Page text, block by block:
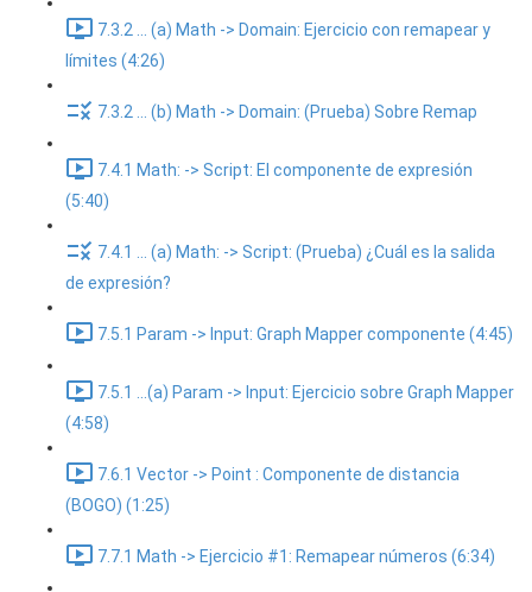
7.3.2 ... (a) Math -> Domain: Ejercicio con remapear y
límites (4:26)
7.3.2 ... (b) Math -> Domain: (Prueba) Sobre Remap
7.4.1 Math: -> Script: El componente de expresión
(5:40)
7.4.1 ... (a) Math: -> Script: (Prueba) ¿Cuál es la salida
de expresión?
7.5.1 Param -> Input: Graph Mapper componente (4:45)
7.5.1 ...(a) Param -> Input: Ejercicio sobre Graph Mapper
(4:58)
7.6.1 Vector -> Point : Componente de distancia
(BOGO) (1:25)
7.7.1 Math -> Ejercicio #1: Remapear números (6:34)